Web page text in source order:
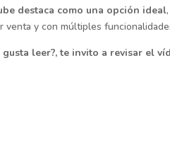
destaca como una opción ideal
venta y con múltiples
gusta leer?, te invito a revisar el